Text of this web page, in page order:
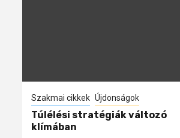
Szakmai cikkek Újdonságok
Túlélési stratégiák változó
klímában